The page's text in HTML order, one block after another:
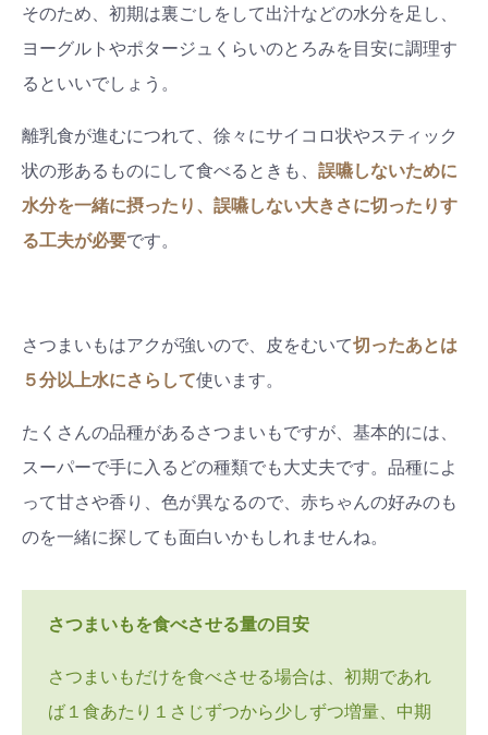
そのため、初期は裏ごしをして出汁などの水分を足し、
ヨーグルトやポタージュくらいのとろみを目安に調理す
るといいでしょう。
離乳食が進むにつれて、徐々にサイコロ状やスティック
状の形あるものにして食べるときも、 誤嚥しないために
水分を一緒に摂ったり、誤嚥しない大きさに切ったりす
る工夫が必要です。
さつまいもはアクが強いので、皮をむいて切ったあとは
５分以上水にさらして使います。
たくさんの品種があるさつまいもですが、基本的には、
スーパーで手に入るどの種類でも大丈夫です。品種によ
って甘さや香り、色が異なるので、赤ちゃんの好みのも
のを一緒に探しても面白いかもしれませんね。
さつまいもを食べさせる量の目安
さつまいもだけを食べさせる場合は、初期であれ
ば１食あたり１さじずつから少しずつ増量、中期